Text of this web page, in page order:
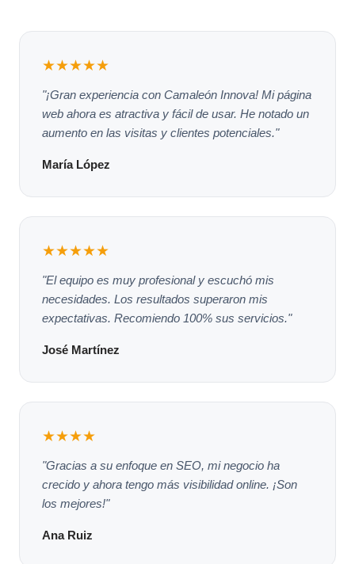
★★★★★
"¡Gran experiencia con Camaleón Innova! Mi página
web ahora es atractiva y fácil de usar. He notado un
aumento en las visitas y clientes potenciales."
María López
★★★★★
"El equipo es muy profesional y escuchó mis
necesidades. Los resultados superaron mis
expectativas. Recomiendo 100% sus servicios."
José Martínez
★★★★
"Gracias a su enfoque en SEO, mi negocio ha
crecido y ahora tengo más visibilidad online. ¡Son
los mejores!"
Ana Ruiz